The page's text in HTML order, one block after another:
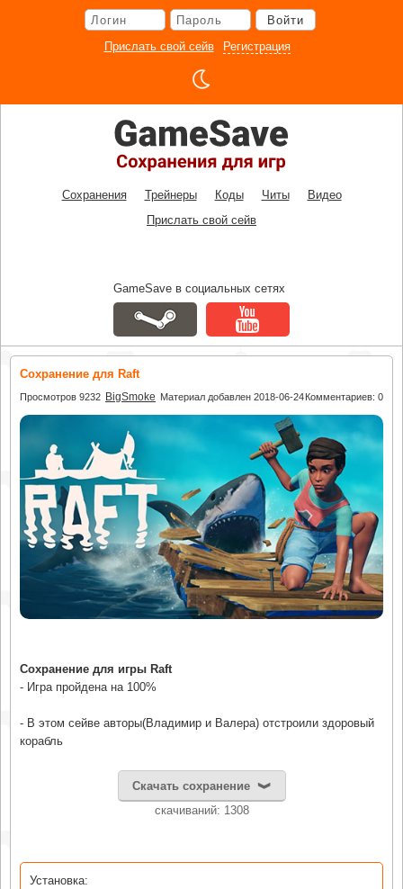
Войти
Прислать свой сейв
Регистрация
Сохранения Трейнеры Коды Читы
Видео
Прислать свой сейв
GameSave в социальных сетях
Сохранение для Raft
Просмотров 9232 BigSmoke Материал добавлен 2018-06-24Комментариев: 0
Сохранение для игры Raft
- Игра пройдена на 100%
- В этом сейве авторы(Владимир и Валера) отстроили здоровый
корабль
Скачать сохранение
cкачиваний: 1308
Установка: